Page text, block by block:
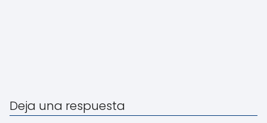
Deja una respuesta